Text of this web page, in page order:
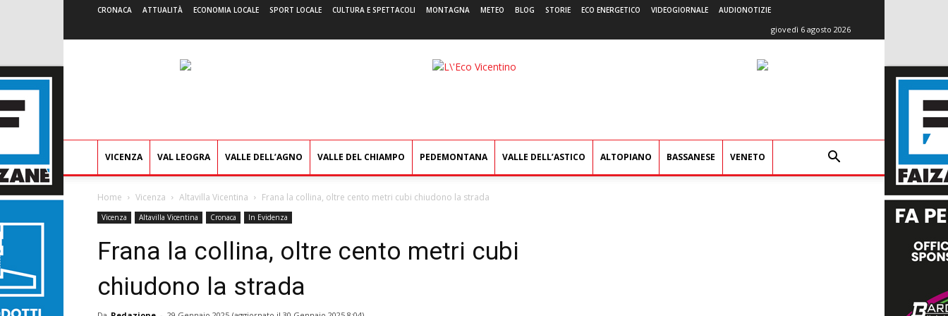
CRONACA ATTUALITÀ ECONOMIA LOCALE SPORT LOCALE CULTURA E SPETTACOLI MONTAGNA METEO BLOG STORIE ECO ENERGETICO VIDEOGIORNALE AUDIONOTIZIE
giovedì 6 agosto 2026
L'Eco
VICENZA VAL LEOGRA VALLE DELL’AGNO VALLE DEL CHIAMPO PEDEMONTANA VALLE DELL’ASTICO ALTOPIANO BASSANESE VENETO
Home Vicenza Altavilla Vicentina Frana la collina, oltre cento metri cubi chiudono la strada
Vicenza Altavilla Vicentina Cronaca In Evidenza
Frana la collina, oltre cento metri cubi
chiudono la strada